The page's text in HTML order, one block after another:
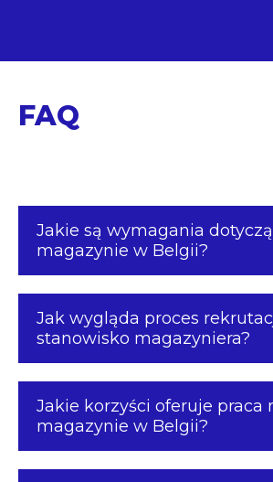
FAQ
Jakie są wymagania
magazynie w Belgii?
Jak wygląda proces
stanowisko magazyniera?
Jakie korzyści oferuje praca
magazynie w Belgii?